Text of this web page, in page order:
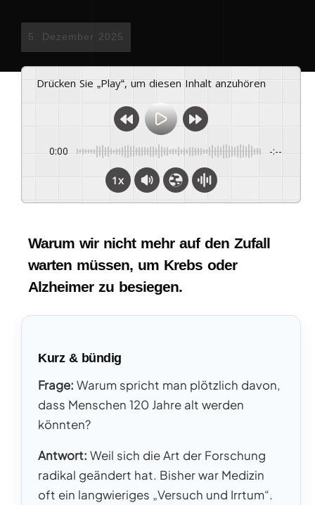
5. Dezember 2025
Drücken Sie „Play“, um diesen Inhalt anzuhören
0:00 -:--
1x
Warum wir nicht mehr auf den Zufall
warten müssen, um Krebs oder
Alzheimer zu besiegen.
Kurz & bündig
Frage: Warum spricht man plötzlich davon,
dass Menschen 120 Jahre alt werden
könnten?
Antwort: Weil sich die Art der Forschung
radikal geändert hat. Bisher war Medizin
oft ein langwieriges „Versuch und Irrtum“.